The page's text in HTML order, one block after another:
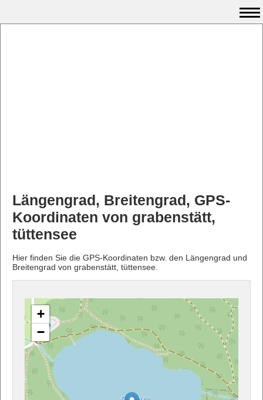
Längengrad, Breitengrad, GPS-
Koordinaten von grabenstätt,
tüttensee
Hier finden Sie die GPS-Koordinaten bzw. den Längengrad und
Breitengrad von grabenstätt, tüttensee.
+
−